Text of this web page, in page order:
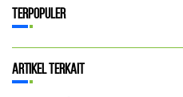
Terpopuler
Artikel Terkait